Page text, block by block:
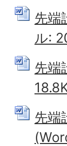
先端
ル:
先端
先端